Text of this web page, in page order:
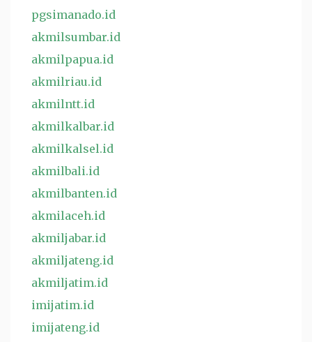
pgsimanado.id
akmilsumbar.id
akmilpapua.id
akmilriau.id
akmilntt.id
akmilkalbar.id
akmilkalsel.id
akmilbali.id
akmilbanten.id
akmilaceh.id
akmiljabar.id
akmiljateng.id
akmiljatim.id
imijatim.id
imijateng.id